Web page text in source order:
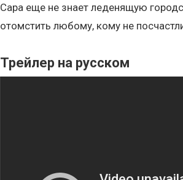
Сара еще не знает леденящую
отомстить любому, кому не
Трейлер на русском